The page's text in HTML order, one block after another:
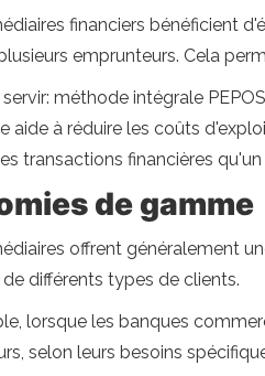
financiers bénéficient
emprunteurs. Cela
méthode intégrale
aide à réduire les coûts
transactions financières
de gamme
offrent généralement
différents types de clients.
lorsque les banques
selon leurs besoins